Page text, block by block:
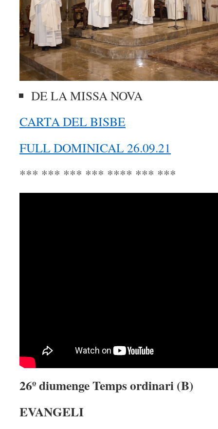
DE LA MISSA NOVA
CARTA DEL BISBE
FULL DOMINICAL 26.09.21
*** *** *** *** **** *** ***
26º diumenge Temps ordinari (B)
EVANGELI